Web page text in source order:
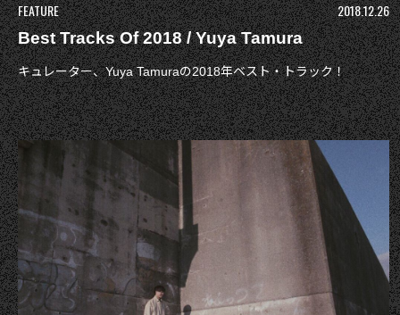
FEATURE
2018.12.26
Best Tracks Of 2018 / Yuya Tamura
キュレーター、Yuya Tamuraの2018年ベスト・トラック！